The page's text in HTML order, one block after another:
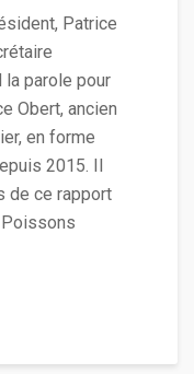
Patrice
la parole pour
Obert, ancien
en forme
2015. Il
de ce rapport